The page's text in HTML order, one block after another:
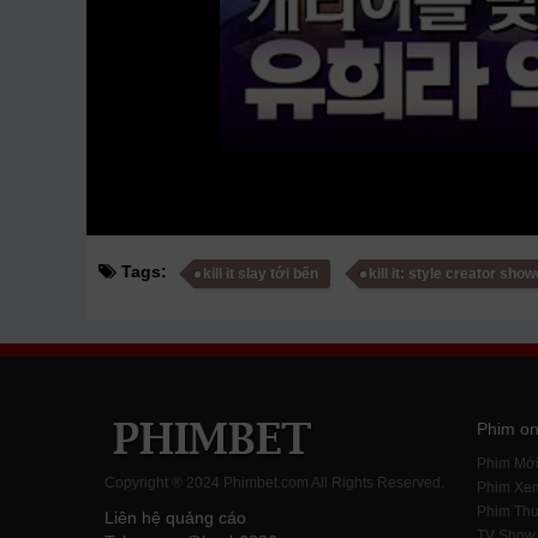
Tags: kill it slay tới bến kill it: style creator
Copyright ® 2024 Phimbet.com All Rights Reserved.
Liên hệ quảng cáo
Phim
Phim Mới
Phim
Phim